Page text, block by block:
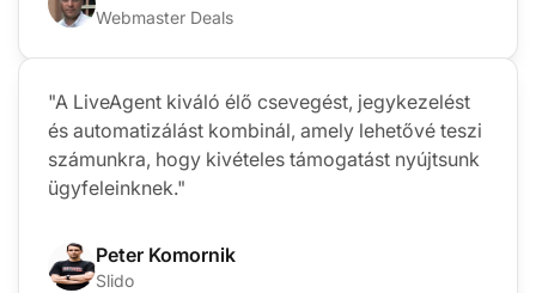
Webmaster Deals
"A LiveAgent kiváló élő csevegést, jegykezelést
és automatizálást kombinál, amely lehetővé teszi
számunkra, hogy kivételes támogatást nyújtsunk
ügyfeleinknek."
Peter Komornik
Slido